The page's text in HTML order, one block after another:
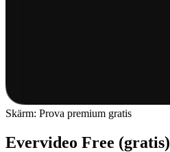
Skärm: Prova premium gratis
Evervideo Free (gratis)